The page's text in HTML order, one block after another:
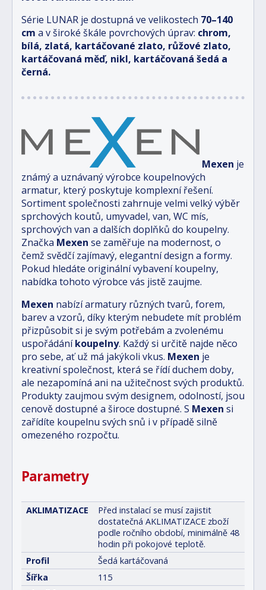
Série LUNAR je dostupná ve velikostech 70–140
cm a v široké škále povrchových úprav: chrom,
bílá, zlatá, kartáčované zlato, růžové zlato,
kartáčovaná měď, nikl, kartáčovaná šedá a
černá.
Mexen je
známý a uznávaný výrobce koupelnových
armatur, který poskytuje komplexní řešení.
Sortiment společnosti zahrnuje velmi velký výběr
sprchových koutů, umyvadel, van, WC mís,
sprchových van a dalších doplňků do koupelny.
Značka Mexen se zaměřuje na modernost, o
čemž svědčí zajímavý, elegantní design a formy.
Pokud hledáte originální vybavení koupelny,
nabídka tohoto výrobce vás jistě zaujme.
Mexen nabízí armatury různých tvarů, forem,
barev a vzorů, díky kterým nebudete mít problém
přizpůsobit si je svým potřebám a zvolenému
uspořádáníkoupelny. Každý si určitě najde něco
pro sebe, ať už má jakýkoli vkus. Mexen je
kreativní společnost, která se řídí duchem doby,
ale nezapomíná ani na užitečnost svých produktů.
Produkty zaujmou svým designem, odolností, jsou
cenově dostupné a široce dostupné. S Mexen si
zařídíte koupelnu svých snů i v případě silně
omezeného rozpočtu.
Parametry
AKLIMATIZACE
Před instalací se musí zajistit
dostatečná AKLIMATIZACE zboží
podle ročního období, minimálně 48
hodin při pokojové teplotě.
Profil
Šedá kartáčovaná
Šířka
115